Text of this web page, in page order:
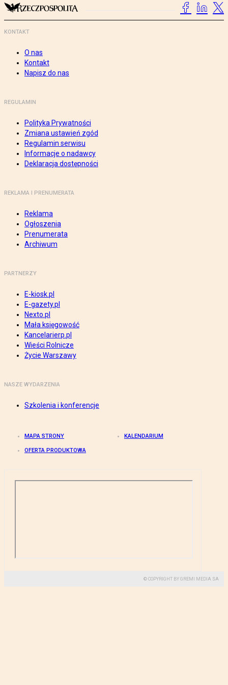
KONTAKT
O nas
Kontakt
Napisz do nas
REGULAMIN
Polityka Prywatności
Zmiana ustawień zgód
Regulamin serwisu
Informacje o nadawcy
Deklaracja dostępności
REKLAMA I PRENUMERATA
Reklama
Ogłoszenia
Prenumerata
Archiwum
PARTNERZY
E-kiosk.pl
E-gazety.pl
Nexto.pl
Mała księgowość
Kancelarierp.pl
Wieści Rolnicze
Życie Warszawy
NASZE WYDARZENIA
Szkolenia i konferencje
MAPA STRONY KALENDARIUM
OFERTA PRODUKTOWA
© COPYRIGHT BY GREMI MEDIA SA